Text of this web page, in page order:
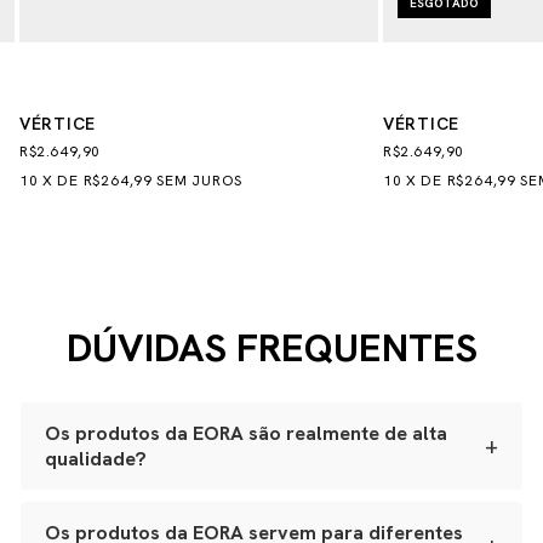
VÉRTICE
R$2.649,90
10 XDE R$264,99 SEM JUROS
VÉRTICE
R$2.649,90
10 XDE R$264,99
DÚVIDAS FREQUENTES
Os produtos da EORA são realmente de alta
qualidade?
+
artesanalmente em ateliês especializados.
Os produtos da EORA servem para diferentes